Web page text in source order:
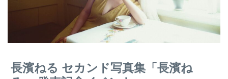
長濱ねる セカンド写真集「長濱ね